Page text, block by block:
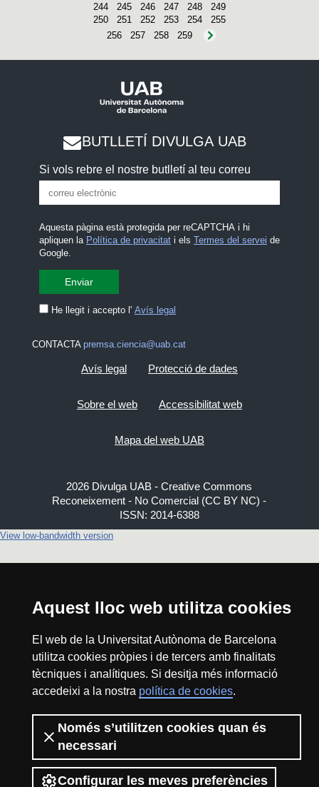
Aquest lloc web utilitza cookies
El web de la Universitat Autònoma de Barcelona
utilitza cookies pròpies i de tercers amb finalitats
tècniques i analítiques. Si desitja més informació
accedeixi a la nostra política de cookies.
Només s’utilitzen cookies quan és
necessari
Configurar les meves preferències
244
245 246 247 248
249
250
251 252 253 254
255
256
257 258 259
BUTLLETÍ DIVULGA UAB
Si vols rebre el nostre butlletí al teu correu
Aquesta pàgina està protegida per reCAPTCHA i hi
apliquen la Política de privacitati els Termes del servei de
Google.
He llegit i accepto l' Avís legal
CONTACTA premsa.ciencia@uab.cat
Avís legal Protecció de dades
Sobre el web Accessibilitat web
Mapa del web UAB
2026 Divulga UAB - Creative Commons
Reconeixement - No Comercial (CC BY NC) -
ISSN: 2014-6388
View low-bandwidth version